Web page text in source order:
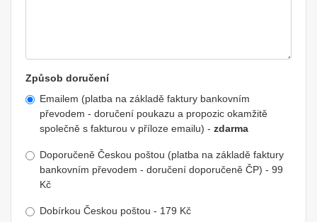
Způsob doručení
Emailem (platba na základě faktury bankovním
převodem - doručení poukazu a propozic okamžitě
společně s fakturou v příloze emailu) - zdarma
Doporučeně Českou poštou (platba na základě faktury
bankovním převodem - doručení doporučeně ČP) - 99
Kč
Dobírkou Českou poštou - 179 Kč